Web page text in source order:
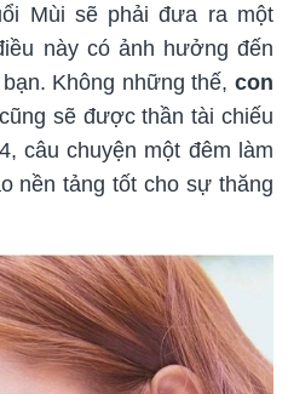
Mùi sẽ phải đưa ra một
này có ảnh hưởng đến
Không những thế, con
sẽ được thần tài chiếu
câu chuyện một đêm làm
nền tảng tốt cho sự thăng